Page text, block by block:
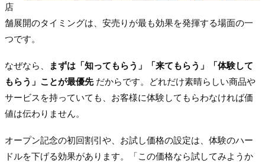
店
舗展開のタイミングは、安売りが最も効果を発揮する場面の一
つです。
なぜなら、 まずは「知ってもらう」「来てもらう」「体験して
もらう」ことが最優先だからです。どれだけ素晴らしい商品や
サービスを持っていても、お客様に体験してもらわなければ価
値は伝わりません。
オープン記念の初回割引や、お試し価格の設定は、体験のハー
ドルを下げる効果があります。「この価格なら試してみようか